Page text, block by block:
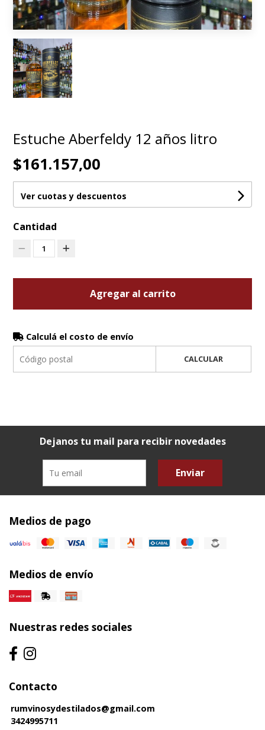
Estuche Aberfeldy 12 años litro
$161.157,00
Ver cuotas y descuentos
Cantidad
1
Agregar al carrito
Calculá el costo de envío
CALCULAR
Dejanos tu mail para recibir novedades
Enviar
Medios de pago
Medios de envío
Nuestras redes sociales
Contacto
rumvinosydestilados@gmail.com
3424995711